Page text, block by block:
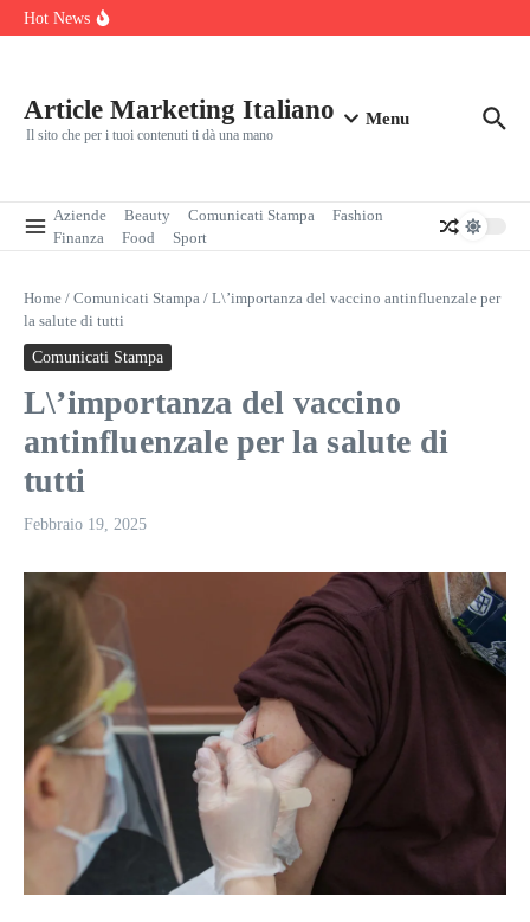
Salta al contenuto
Hot News
L’Africa forma le sue élite in modo artigianale. È tempo di passare
Article Marketing Italiano
Il sito che per i tuoi contenuti ti dà una mano
Menu
Aziende Beauty Comunicati Stampa
Fashion
Finanza
Food Sport
Home / Comunicati Stampa / L\’importanza del vaccino antinfluenzale per
la salute di tutti
Comunicati Stampa
L\’importanza del vaccino
antinfluenzale per la salute di
tutti
Febbraio 19, 2025